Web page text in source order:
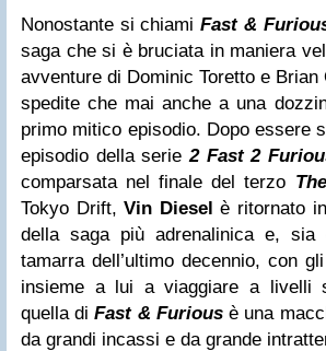
Nonostante si chiamiFast &
saga che si è bruciata in maniera
avventure di Dominic Toretto e Brian
spedite che mai anche a una
primo mitico episodio. Dopo essere
episodio della serie2 Fast 2
comparsata nel finale del terzo
Tokyo Drift,Vin Diesel è ritornato
della saga più adrenalinica e, sia
tamarra dell’ultimo decennio, con
insieme a lui a viaggiare a livelli
quella di Fast & Furiousè una
da grandi incassi e da grande